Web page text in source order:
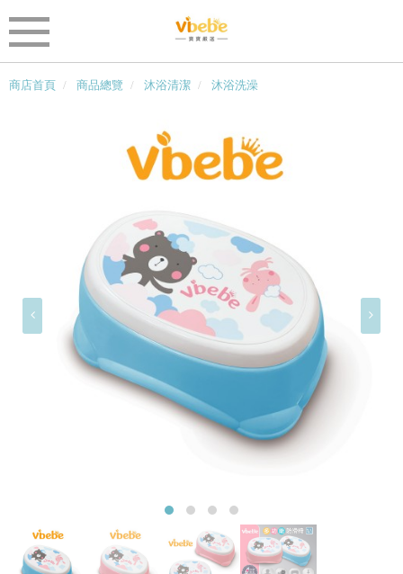
商店首頁 商品總覽 沐浴清潔 沐浴洗澡